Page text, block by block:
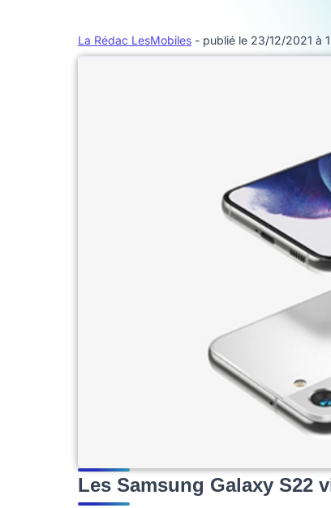
La Rédac LesMobiles - publié le 23/12/2021 à
Les Samsung Galaxy S22